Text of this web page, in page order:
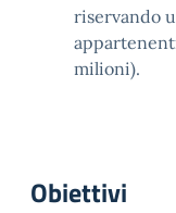
riservando
milioni).
Obiettivi